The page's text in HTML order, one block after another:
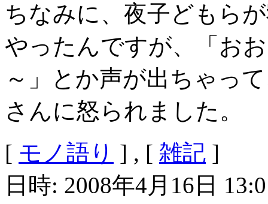
ちなみに、夜子どもら
やったんですが、「お
～」とか声が出ちゃっ
さんに怒られました。
[ モノ語り ] , [ 雑記 ]
日時: 2008年4月16日